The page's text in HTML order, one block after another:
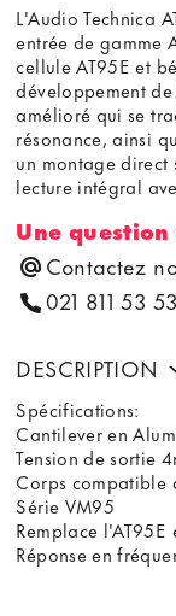
L'Audio Technica
entrée de gamme
cellule AT95E et
développement de
amélioré qui se
résonance, ainsi
un montage direct
lecture intégral
Une question
Contactez
021 811 53 53
DESCRIPTION
Spécifications:
Cantilever en
Tension de sortie
Corps compatible
Série VM95
Remplace l'AT95E
Réponse en